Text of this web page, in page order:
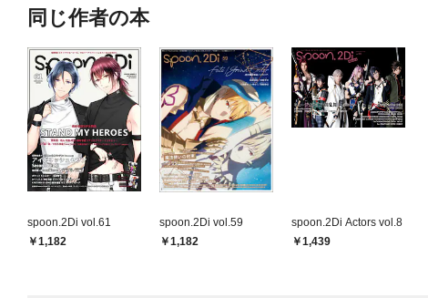
同じ作者の本
spoon.2Di vol.61
1,182
spoon.2Di vol.59
1,182
spoon.2Di Actors vol.8
1,439